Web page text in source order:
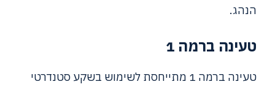
הנהג.
טעינה ברמה 1
טעינה ברמה 1 מתייחסת לשימוש בשקע סטנדרטי